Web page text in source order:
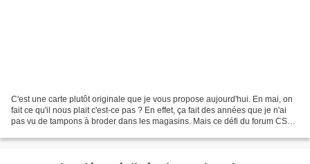
C'est une carte plutôt originale que je vous propose aujourd'hui. En mai, on
fait ce qu'il nous plait c'est-ce pas ? En effet, ça fait des années que je n'ai
pas vu de tampons à broder dans les magasins. Mais ce défi du forum CSA